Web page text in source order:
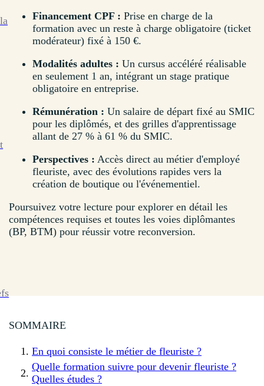
Financement CPF : Prise en charge de la
formation avec un reste à charge obligatoire (ticket
modérateur) fixé à 150 €.
Modalités adultes : Un cursus accéléré réalisable
en seulement 1 an, intégrant un stage pratique
obligatoire en entreprise.
Rémunération : Un salaire de départ fixé au SMIC
pour les diplômés, et des grilles d'apprentissage
allant de 27 % à 61 % du SMIC.
Perspectives : Accès direct au métier d'employé
fleuriste, avec des évolutions rapides vers la
création de boutique ou l'événementiel.
Poursuivez votre lecture pour explorer en détail les
compétences requises et toutes les voies diplômantes
(BP, BTM) pour réussir votre reconversion.
SOMMAIRE
En quoi consiste le métier de fleuriste ?
Quelle formation suivre pour devenir fleuriste ?
Quelles études ?